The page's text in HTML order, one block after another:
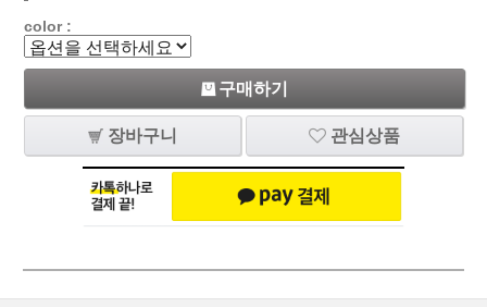
color :
구매하기
장바구니 관심상품